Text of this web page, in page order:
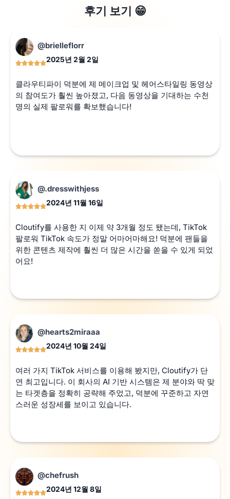
후기 보기 😁
2025년 2월 2일
클라우티파이 덕분에 제 메이크업 및 헤어스타일링 동영상
의 참여도가 훨씬 높아졌고, 다음 동영상을 기대하는 수천
명의 실제 팔로워를 확보했습니다!
@brielleflorr
2024년 11월 16일
Cloutify를 사용한 지 이제 약 3개월 정도 됐는데, TikTok
팔로워 TikTok 속도가 정말 어마어마해요! 덕분에 팬들을
위한 콘텐츠 제작에 훨씬 더 많은 시간을 쏟을 수 있게 되었
어요!
@.dresswithjess
2024년 10월 24일
여러 가지 TikTok 서비스를 이용해 봤지만, Cloutify가 단
연 최고입니다. 이 회사의 AI 기반 시스템은 제 분야와 딱 맞
는 타겟층을 정확히 공략해 주었고, 덕분에 꾸준하고 자연
스러운 성장세를 보이고 있습니다.
@hearts2miraaa
2024년 12월 8일
@chefrush